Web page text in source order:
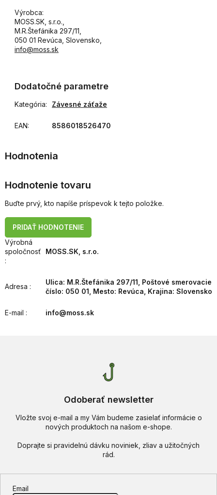
Výrobca:
MOSS.SK, s.r.o.,
M.R.Štefánika 297/11,
050 01 Revúca, Slovensko,
info@moss.sk
Dodatočné parametre
Kategória: Závesné záťaže
EAN: 8586018526470
Hodnotenie tovaru
Buďte prvý, kto napíše príspevok k tejto položke.
PRIDAŤ HODNOTENIE
Výrobná
spoločnosť
:
MOSS.SK, s.r.o.
Adresa :
Ulica: M.R.Štefánika 297/11, Poštové smerovacie
číslo: 050 01, Mesto: Revúca, Krajina: Slovensko
E-mail : info@moss.sk
Odoberať newsletter
Vložte svoj e-mail a my Vám budeme zasielať informácie o
nových produktoch na našom e-shope.
Email